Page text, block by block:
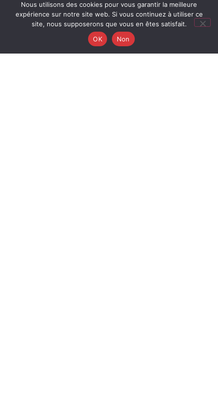
Nous utilisons des cookies pour vous garantir la meilleure
expérience sur notre site web. Si vous continuez à utiliser ce
site, nous supposerons que vous en êtes satisfait.
OK
Non